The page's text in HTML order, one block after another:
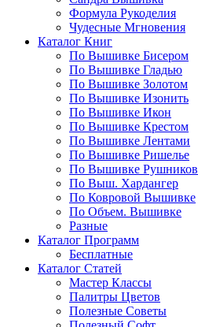
Формула Рукоделия
Чудесные Мгновения
Каталог Книг
По Вышивке Бисером
По Вышивке Гладью
По Вышивке Золотом
По Вышивке Изонить
По Вышивке Икон
По Вышивке Крестом
По Вышивке Лентами
По Вышивке Ришелье
По Вышивке Рушников
По Выш. Хардангер
По Ковровой Вышивке
По Объем. Вышивке
Разные
Каталог Программ
Бесплатные
Каталог Статей
Мастер Классы
Палитры Цветов
Полезные Советы